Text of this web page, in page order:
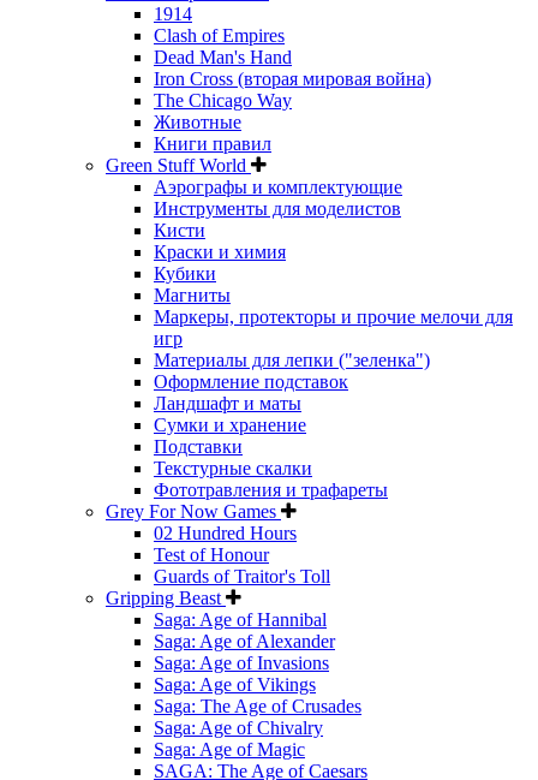
1914
Clash of Empires
Dead Man's Hand
Iron Cross (вторая мировая война)
The Chicago Way
Животные
Книги правил
Green Stuff World
Аэрографы и комплектующие
Инструменты для моделистов
Кисти
Краски и химия
Кубики
Магниты
Маркеры, протекторы и прочие мелочи для
игр
Материалы для лепки ("зеленка")
Оформление подставок
Ландшафт и маты
Сумки и хранение
Подставки
Текстурные скалки
Фототравления и трафареты
Grey For Now Games
02 Hundred Hours
Test of Honour
Guards of Traitor's Toll
Gripping Beast
Saga: Age of Hannibal
Saga: Age of Alexander
Saga: Age of Invasions
Saga: Age of Vikings
Saga: The Age of Crusades
Saga: Age of Chivalry
Saga: Age of Magic
SAGA: The Age of Caesars